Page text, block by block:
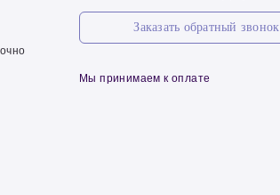
Заказать обратный звонок
Мы принимаем к оплате